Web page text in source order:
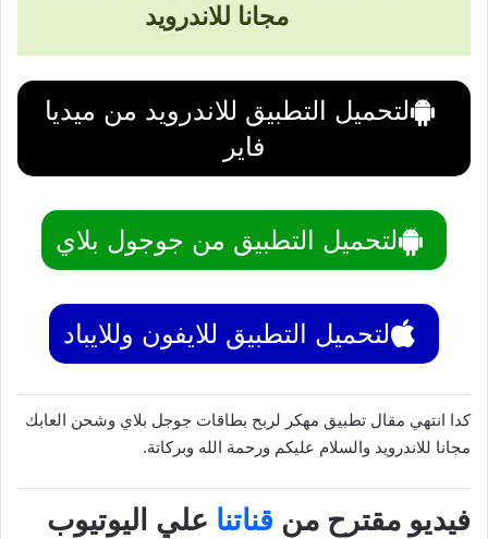
مجانا للاندرويد
لتحميل التطبيق للاندرويد من ميديا
فاير
لتحميل التطبيق من جوجول بلاي
لتحميل التطبيق للايفون وللايباد
كدا انتهي مقال تطبيق مهكر لربح بطاقات جوجل بلاي وشحن العابك
مجانا للاندرويد والسلام عليكم ورحمة الله وبركاتة.
فيديو مقترح من قناتنا علي اليوتيوب